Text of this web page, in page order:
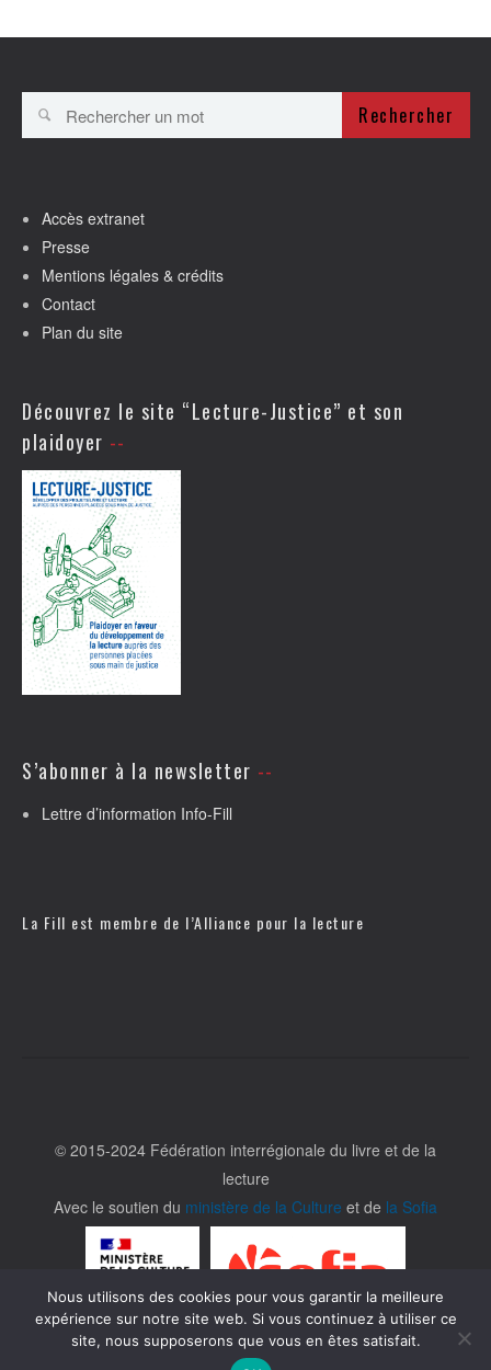
Rechercher
Accès extranet
Presse
Mentions légales & crédits
Contact
Plan du site
Découvrez le site “Lecture-Justice” et son
plaidoyer
S’abonner à la newsletter
Lettre d’information Info-Fill
La Fill est membre de l’Alliance pour la lecture
© 2015-2024 Fédération interrégionale du livre et de la
lecture
Avec le soutien du ministère de la Culture et de la Sofia
Nous utilisons des cookies pour vous garantir la meilleure
expérience sur notre site web. Si vous continuez à utiliser ce
site, nous supposerons que vous en êtes satisfait.